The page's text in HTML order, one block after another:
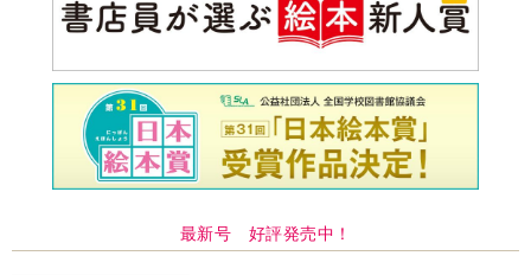
最新号 好評発売中！